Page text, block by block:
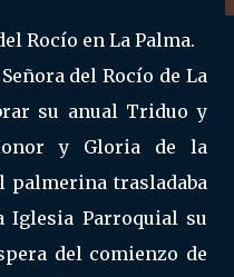
Rocío en La Palma.
del Rocío de La
su anual Triduo y
y Gloria de la
palmerina trasladaba
Iglesia Parroquial su
del comienzo de